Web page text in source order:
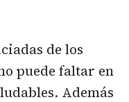
de los
puede faltar en
Además